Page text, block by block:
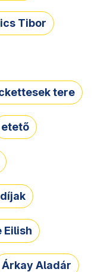
Tibor
tere
etető
Eilish
Árkay Aladár